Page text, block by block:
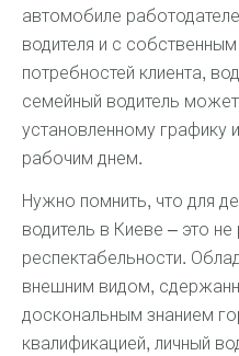
автомобиле
водителя и с
потребностей клиента,
семейный водитель
установленному графику
рабочим днем.
Нужно помнить, что для
водитель в Киеве – это
респектабельности.
внешним видом,
доскональным знанием
квалификацией, личный